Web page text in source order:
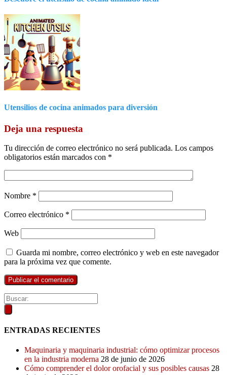
Utensilios de cocina animados para diversión
Deja una respuesta
Tu dirección de correo electrónico no será publicada. Los campos
obligatorios están marcados con *
Nombre *
Correo electrónico *
Web
Guarda mi nombre, correo electrónico y web en este navegador
para la próxima vez que comente.
ENTRADAS RECIENTES
Maquinaria y maquinaria industrial: cómo optimizar procesos
en la industria moderna 28 de junio de 2026
Cómo comprender el dolor orofacial y sus posibles causas 28